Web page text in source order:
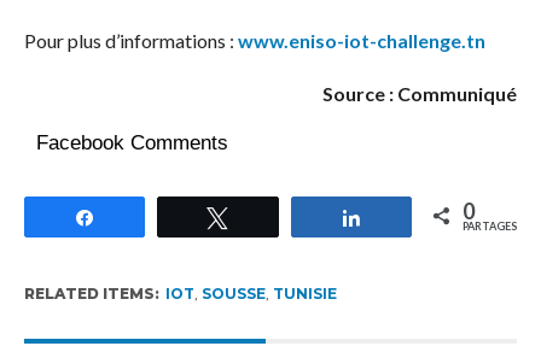
Pour plus d’informations : www.eniso-iot-challenge.tn
Source : Communiqué
Facebook Comments
Partagez 0
PARTAGES
RELATED ITEMS: IOT, SOUSSE, TUNISIE